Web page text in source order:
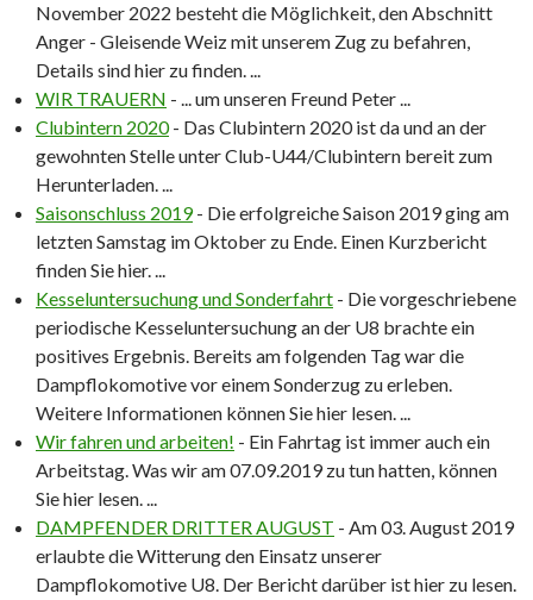
November 2022 besteht die Möglichkeit, den Abschnitt
Anger - Gleisende Weiz mit unserem Zug zu befahren,
Details sind hier zu finden....
WIR TRAUERN - ... um unseren Freund Peter...
Clubintern 2020 - Das Clubintern 2020 ist da und an der
gewohnten Stelle unter Club-U44/Clubintern bereit zum
Herunterladen....
Saisonschluss 2019 - Die erfolgreiche Saison 2019 ging am
letzten Samstag im Oktober zu Ende. Einen Kurzbericht
finden Sie hier....
Kesseluntersuchung und Sonderfahrt - Die vorgeschriebene
periodische Kesseluntersuchung an der U8 brachte ein
positives Ergebnis. Bereits am folgenden Tag war die
Dampflokomotive vor einem Sonderzug zu erleben.
Weitere Informationen können Sie hier lesen....
Wir fahren und arbeiten! - Ein Fahrtag ist immer auch ein
Arbeitstag. Was wir am 07.09.2019 zu tun hatten, können
Sie hier lesen....
DAMPFENDER DRITTER AUGUST - Am 03. August 2019
erlaubte die Witterung den Einsatz unserer
Dampflokomotive U8. Der Bericht darüber ist hier zu lesen.